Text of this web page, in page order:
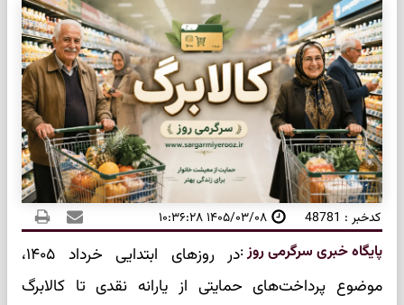
کدخبر : 48781 ۱۴۰۵/۰۳/۰۸ ۱۰:۳۶:۲۸
پایگاه خبری سرگرمی روز:
در روزهای ابتدایی خرداد ۱۴۰۵،
موضوع پرداخت‌های حمایتی از یارانه نقدی تا کالابرگ